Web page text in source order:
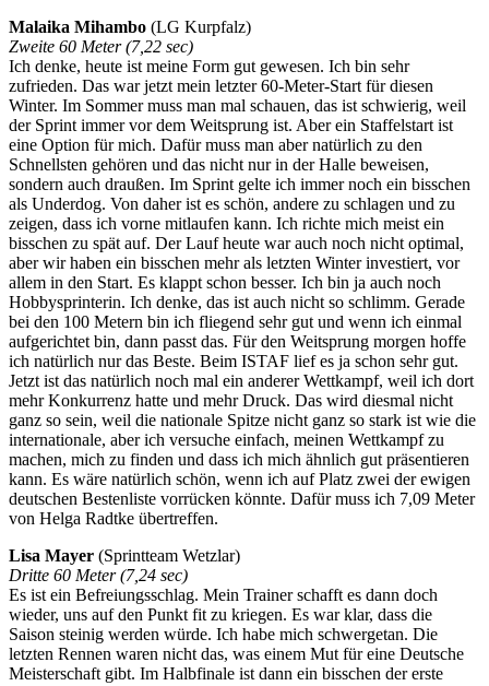
Malaika Mihambo (LG Kurpfalz)
Zweite 60 Meter (7,22 sec)
Ich denke, heute ist meine Form gut gewesen. Ich bin sehr
zufrieden. Das war jetzt mein letzter 60-Meter-Start für diesen
Winter. Im Sommer muss man mal schauen, das ist schwierig, weil
der Sprint immer vor dem Weitsprung ist. Aber ein Staffelstart ist
eine Option für mich. Dafür muss man aber natürlich zu den
Schnellsten gehören und das nicht nur in der Halle beweisen,
sondern auch draußen. Im Sprint gelte ich immer noch ein bisschen
als Underdog. Von daher ist es schön, andere zu schlagen und zu
zeigen, dass ich vorne mitlaufen kann. Ich richte mich meist ein
bisschen zu spät auf. Der Lauf heute war auch noch nicht optimal,
aber wir haben ein bisschen mehr als letzten Winter investiert, vor
allem in den Start. Es klappt schon besser. Ich bin ja auch noch
Hobbysprinterin. Ich denke, das ist auch nicht so schlimm. Gerade
bei den 100 Metern bin ich fliegend sehr gut und wenn ich einmal
aufgerichtet bin, dann passt das. Für den Weitsprung morgen hoffe
ich natürlich nur das Beste. Beim ISTAF lief es ja schon sehr gut.
Jetzt ist das natürlich noch mal ein anderer Wettkampf, weil ich dort
mehr Konkurrenz hatte und mehr Druck. Das wird diesmal nicht
ganz so sein, weil die nationale Spitze nicht ganz so stark ist wie die
internationale, aber ich versuche einfach, meinen Wettkampf zu
machen, mich zu finden und dass ich mich ähnlich gut präsentieren
kann. Es wäre natürlich schön, wenn ich auf Platz zwei der ewigen
deutschen Bestenliste vorrücken könnte. Dafür muss ich 7,09 Meter
von Helga Radtke übertreffen.
Lisa Mayer (Sprintteam Wetzlar)
Dritte 60 Meter (7,24 sec)
Es ist ein Befreiungsschlag. Mein Trainer schafft es dann doch
wieder, uns auf den Punkt fit zu kriegen. Es war klar, dass die
Saison steinig werden würde. Ich habe mich schwergetan. Die
letzten Rennen waren nicht das, was einem Mut für eine Deutsche
Meisterschaft gibt. Im Halbfinale ist dann ein bisschen der erste